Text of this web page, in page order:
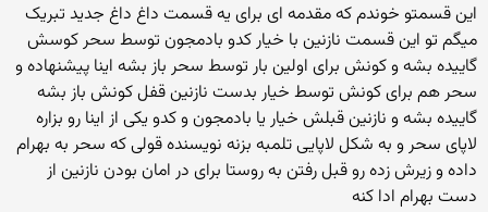
این قسمتو خوندم که مقدمه ای برای یه قسمت داغ داغ جدید تبریک
میگم تو این قسمت نازنین با خیار کدو بادمجون توسط سحر کوسش
گاییده بشه و کونش برای اولین بار توسط سحر باز بشه اینا پیشنهاده و
سحر هم برای کونش توسط خیار بدست نازنین قفل کونش باز بشه
گاییده بشه و نازنین قبلش خیار یا بادمجون و کدو یکی از اینا رو بزاره
لاپای سحر و به شکل لاپایی تلمبه بزنه نویسنده قولی که سحر به بهرام
داده و زیرش زده رو قبل رفتن به روستا برای در امان بودن نازنین از
دست بهرام ادا کنه